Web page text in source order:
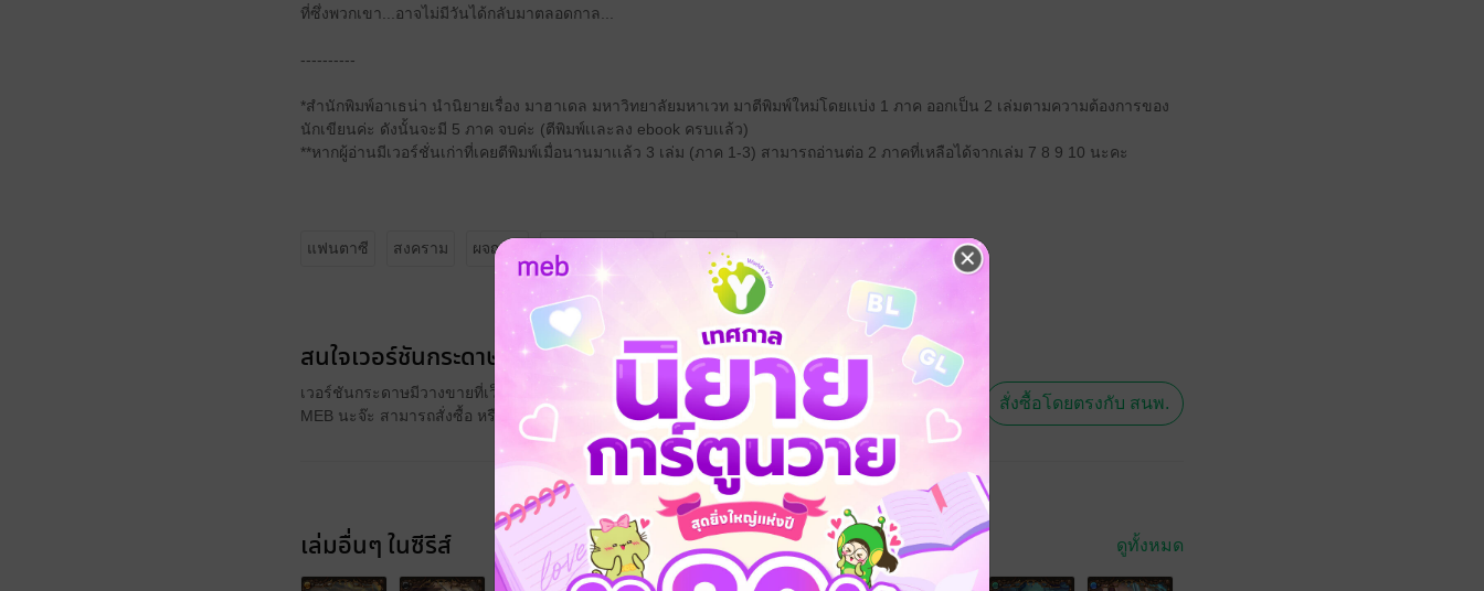
ที่ซึ่งพวกเขา...อาจไม่มีวันได้กลับมาตลอดกาล...
----------
*สำนักพิมพ์อาเธน่า นำนิยายเรื่อง มาฮาเดล มหาวิทยาลัยมหาเวท มาตีพิมพ์ใหม่โดยเเบ่ง 1 ภาค ออกเป็น 2 เล่มตามความต้องการของ
นักเขียนค่ะ ดังนั้นจะมี 5 ภาค จบค่ะ (ตีพิมพ์เเละลง ebook ครบเเล้ว)
**หากผู้อ่านมีเวอร์ชั่นเก่าที่เคยตีพิมพ์เมื่อนานมาเเล้ว 3 เล่ม (ภาค 1-3) สามารถอ่านต่อ 2 ภาคที่เหลือได้จากเล่ม 7 8 9 10 นะคะ
แฟนตาซี สงคราม ผจญภัย เวทมนตร์คาถา โรงเรียน
สนใจเวอร์ชันกระดาษ เชิญทางนี้!
เวอร์ชันกระดาษมีวางขายที่เว็บไซต์สำนักพิมพ์ จะไม่มีขายโดย
MEB นะจ๊ะ สามารถสั่งซื้อ หรือติดต่อคนขายโดยตรงเลยจ้ะ
สั่งซื้อโดยตรงกับ สนพ.
เล่มอื่นๆ ในซีรีส์ ดูทั้งหมด